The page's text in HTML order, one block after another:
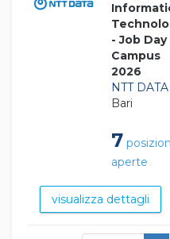
- Job Day
Campus
2026
NTT DATA
Bari
7
aperte
visualizza dettagli